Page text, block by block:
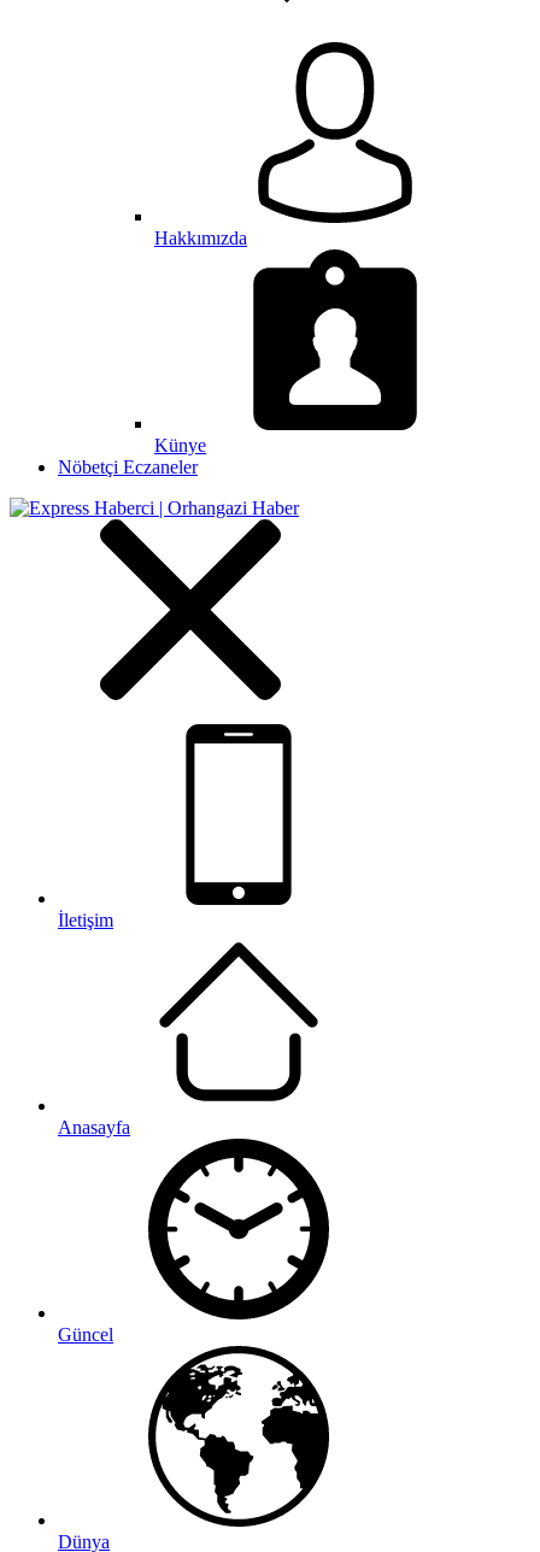
Hakkımızda
Künye
Nöbetçi Eczaneler
İletişim
Anasayfa
Güncel
Dünya